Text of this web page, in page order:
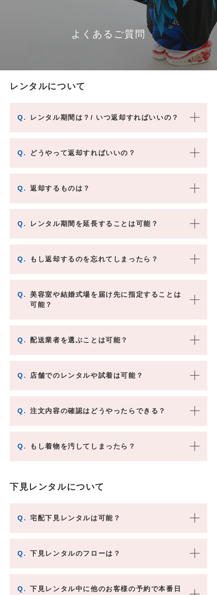
よくあるご質問
レンタルについて
Q. レンタル期間は？/ いつ返却すればいいの？
Q. どうやって返却すればいいの？
Q. 返却するものは？
Q. レンタル期間を延長することは可能？
Q. もし返却するのを忘れてしまったら？
Q.
美容室や結婚式場を届け先に指定することは
可能？
Q. 配送業者を選ぶことは可能？
Q. 店舗でのレンタルや試着は可能？
Q. 注文内容の確認はどうやったらできる？
Q. もし着物を汚してしまったら？
下見レンタルについて
Q. 宅配下見レンタルは可能？
Q. 下見レンタルのフローは？
Q.
下見レンタル中に他のお客様の予約で本番日